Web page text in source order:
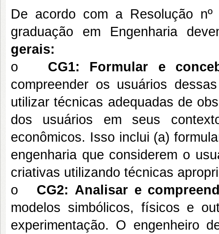
De acordo com a Resolução
graduação em Engenharia
gerais:
o CG1:
Formular e
compreender os usuários
utilizar técnicas adequadas de
dos usuários em seus
econômicos. Isso inclui (a)
engenharia que considerem o
criativas utilizando técnicas
o CG2: Analisar e
modelos simbólicos, físicos e
experimentação. O engenheiro